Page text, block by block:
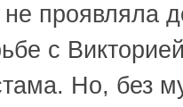
не проявляла
с
Но, без